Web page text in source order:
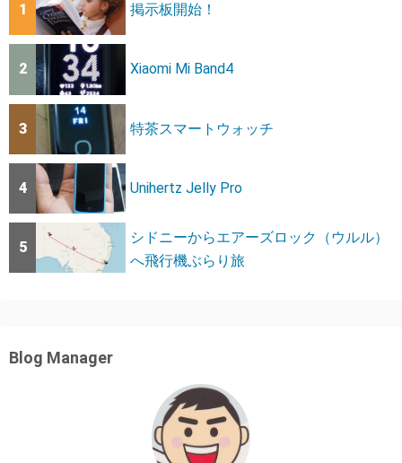
1 掲示板開始！
2 Xiaomi Mi Band4
3 特茶スマートウォッチ
4 Unihertz Jelly Pro
5
シドニーからエアーズロック（ウルル）
へ飛行機ぶらり旅
Blog Manager